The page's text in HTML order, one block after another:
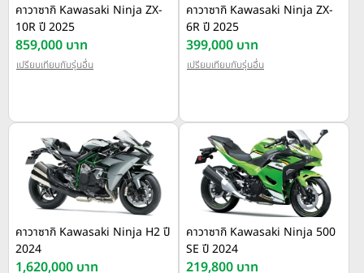
คาวาซากิ Kawasaki Ninja ZX-
10R ปี 2025
859,000 บาท
เปรียบเทียบกับรุ่นอื่น
คาวาซากิ Kawasaki Ninja ZX-
6R ปี 2025
399,000 บาท
เปรียบเทียบกับรุ่นอื่น
คาวาซากิ Kawasaki Ninja H2 ปี
2024
1,620,000 บาท
คาวาซากิ Kawasaki Ninja 500
SE ปี 2024
219,800 บาท